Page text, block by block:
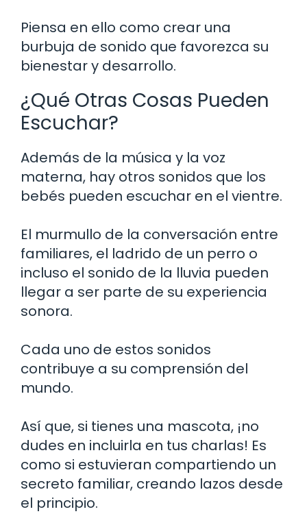
Piensa en ello como crear una
burbuja de sonido que favorezca su
bienestar y desarrollo.
¿Qué Otras Cosas Pueden
Escuchar?
Además de la música y la voz
materna, hay otros sonidos que los
bebés pueden escuchar en el vientre.
El murmullo de la conversación entre
familiares, el ladrido de un perro o
incluso el sonido de la lluvia pueden
llegar a ser parte de su experiencia
sonora.
Cada uno de estos sonidos
contribuye a su comprensión del
mundo.
Así que, si tienes una mascota, ¡no
dudes en incluirla en tus charlas! Es
como si estuvieran compartiendo un
secreto familiar, creando lazos desde
el principio.